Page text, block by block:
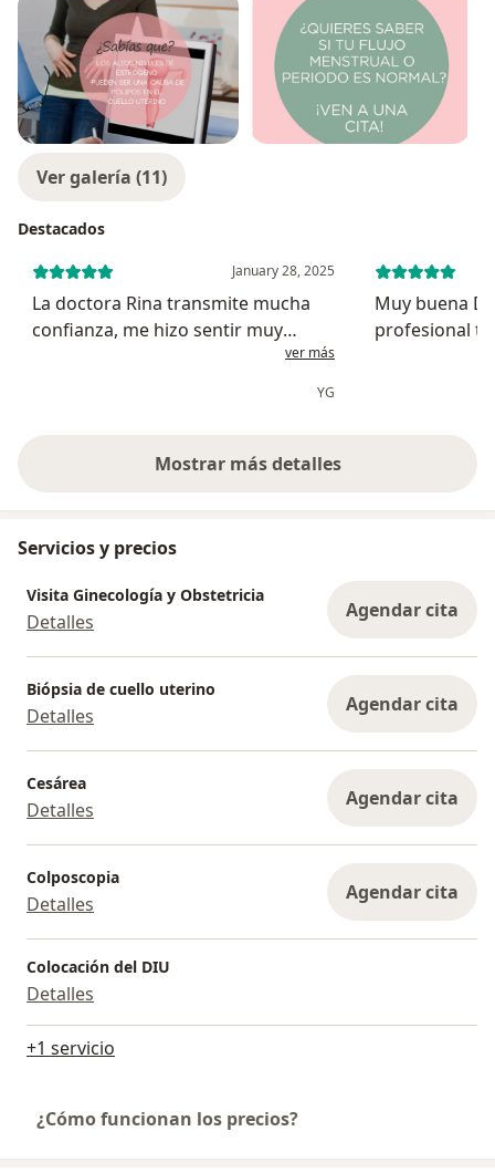
Ver galería (11)
Destacados
January 28, 2025
La doctora Rina transmite mucha
confianza, me hizo sentir muy
cómoda al examinarme (fue muy
delicada) y su diagnóstico fue claro
ver más
YG
Muy buena
profesional
Mostrar más detalles
sobre la experiencia
Servicios y precios
Visita Ginecología y Obstetricia
Detalles Agendar cita
Biópsia de cuello uterino
Detalles Agendar cita
Cesárea
Detalles Agendar cita
Colposcopia
Detalles Agendar cita
Colocación del DIU
Detalles
+1 servicio
¿Cómo funcionan los precios?